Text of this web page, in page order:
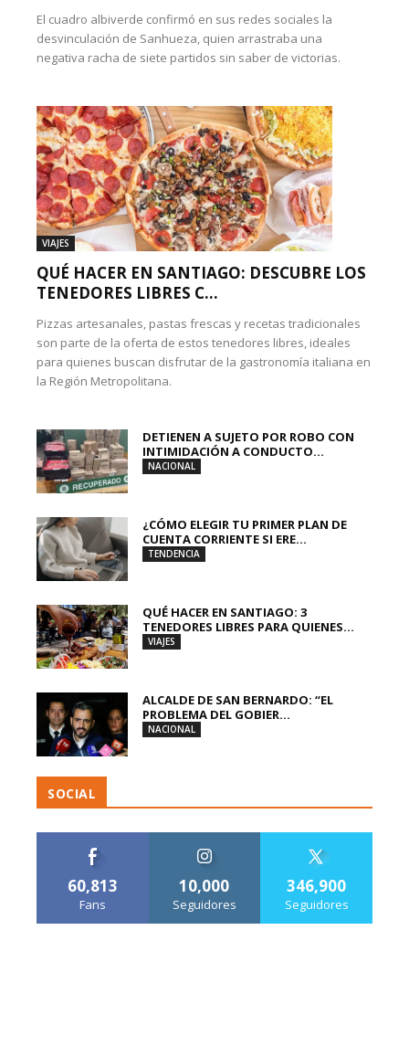
El cuadro albiverde confirmó en sus redes sociales la
desvinculación de Sanhueza, quien arrastraba una
negativa racha de siete partidos sin saber de victorias.
VIAJES
QUÉ HACER EN SANTIAGO: DESCUBRE LOS
TENEDORES LIBRES C...
Pizzas artesanales, pastas frescas y recetas tradicionales
son parte de la oferta de estos tenedores libres, ideales
para quienes buscan disfrutar de la gastronomía italiana en
la Región Metropolitana.
DETIENEN A SUJETO POR ROBO CON
INTIMIDACIÓN A CONDUCTO...
NACIONAL
¿CÓMO ELEGIR TU PRIMER PLAN DE
CUENTA CORRIENTE SI ERE...
TENDENCIA
QUÉ HACER EN SANTIAGO: 3
TENEDORES LIBRES PARA QUIENES...
VIAJES
ALCALDE DE SAN BERNARDO: “EL
PROBLEMA DEL GOBIER...
NACIONAL
SOCIAL
60,813
Fans
10,000
Seguidores
346,900
Seguidores